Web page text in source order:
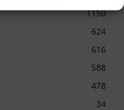
1150
624
616
588
478
34